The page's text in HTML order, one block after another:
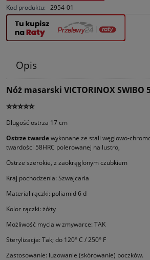
Kod produktu: 2954-01
Opis
Nóż masarski VICTORINOX SWIBO
⭐⭐⭐⭐⭐
Długość ostrza 17 cm
Ostrze twardewykonane ze stali węglowo-
twardości 58HRC polerowanej na lustro,
Ostrze szerokie, z zaokrąglonym czubkiem
Kraj pochodzenia: Szwajcaria
Materiał rączki: poliamid 6 d
Kolor rączki: żółty
Możliwość mycia w zmywarce: TAK
Sterylizacja: Tak; do 120° C / 250° F
Zastosowanie: luzowanie (skórowanie) boczków.